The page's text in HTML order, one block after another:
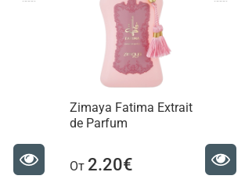
Zimaya Fatima Extrait
de Parfum
От 2.20€